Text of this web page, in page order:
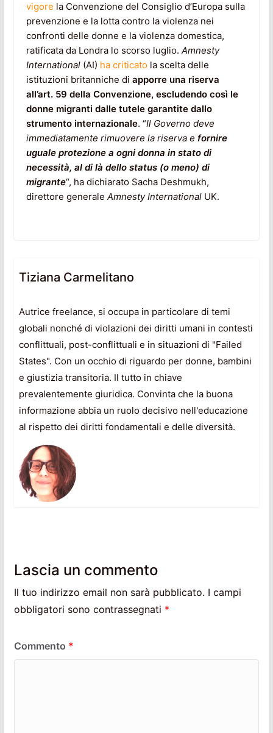
vigore la Convenzione del Consiglio d’Europa sulla
prevenzione e la lotta contro la violenza nei
confronti delle donne e la violenza domestica,
ratificata da Londra lo scorso luglio. Amnesty
International(AI) ha criticatola scelta delle
istituzioni britanniche di apporre una riserva
all’art. 59 della Convenzione, escludendo così le
donne migranti dalle tutele garantite dallo
strumento internazionale. “Il Governo deve
immediatamente rimuovere la riserva e fornire
uguale protezione a ogni donna in stato di
necessità, al di là dello status (o meno) di
migrante“, ha dichiarato Sacha Deshmukh,
direttore generale Amnesty InternationalUK.
Tiziana Carmelitano
Autrice freelance, si occupa in particolare di temi
globali nonché di violazioni dei diritti umani in contesti
conflittuali, post-conflittuali e in situazioni di "Failed
States". Con un occhio di riguardo per donne, bambini
e giustizia transitoria. Il tutto in chiave
prevalentemente giuridica. Convinta che la buona
informazione abbia un ruolo decisivo nell'educazione
al rispetto dei diritti fondamentali e delle diversità.
Lascia un commento
Il tuo indirizzo email non sarà pubblicato. I campi
obbligatori sono contrassegnati *
Commento *